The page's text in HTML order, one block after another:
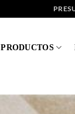
PRODUCTOS